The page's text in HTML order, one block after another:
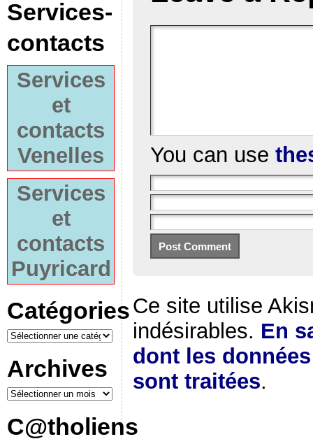
Services-
contacts
Services
et
contacts
Venelles
Services
et
contacts
Puyricard
Catégories
Archives
C@tholiens
You can use
Ce site utilise
indésirables. En
dont les
sont traitées.